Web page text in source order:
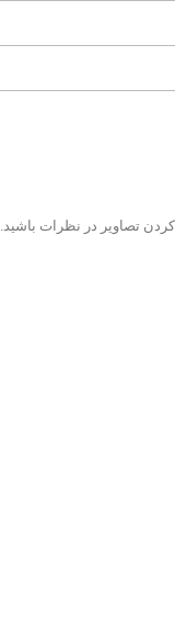
تصاویر در نظرات باشید.